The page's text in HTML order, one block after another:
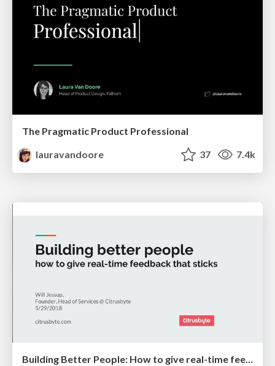
The Pragmatic Product Professional
lauravandoore
37 7.4k
Building Better People: How to give real-time feedback that sticks.